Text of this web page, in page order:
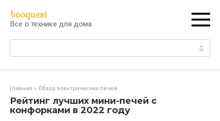
контенту
booquest
Все о технике для дома
Поиск:
Главная » Обзор электрических печей
Рейтинг лучших мини-печей с
конфорками в 2022 году